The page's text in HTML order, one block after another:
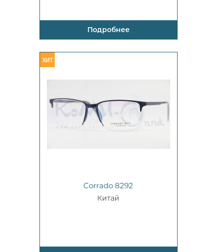
Подробнее
Corrado 8292
Китай